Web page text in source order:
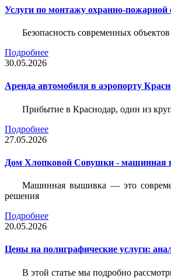
Услуги по монтажу охранно-пожарной
Безопасность современных
Подробнее
30.05.2026
Аренда автомобиля в аэропорту
Прибытие в Краснодар, один из
Подробнее
27.05.2026
Дом Хлопковой Совушки - машинная
Машинная вышивка — это
решения
Подробнее
20.05.2026
Цены на полиграфические услуги:
В этой статье мы подробно